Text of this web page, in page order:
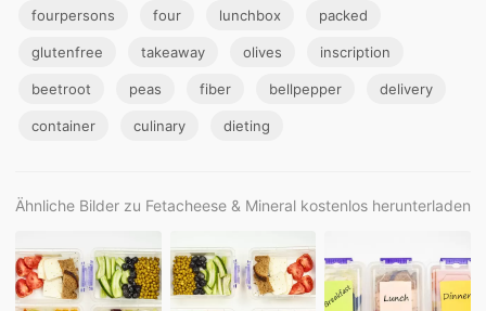
fourpersons four lunchbox packed
glutenfree takeaway olives inscription
beetroot peas fiber bellpepper delivery
container culinary dieting
Ähnliche Bilder zu Fetacheese & Mineral kostenlos herunterladen